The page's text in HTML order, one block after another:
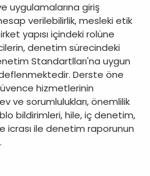
uygulamalarına giriş
verilebilirlik, mesleki etik
yapısı içindeki rolüne
denetim sürecindeki
Standartlları'na uygun
Derste öne
hizmetlerinin
ve sorumlulukları, önemlilik
bildirimleri, hile, iç denetim,
icrası ile denetim raporunun